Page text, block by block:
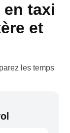
en taxi
et
les temps